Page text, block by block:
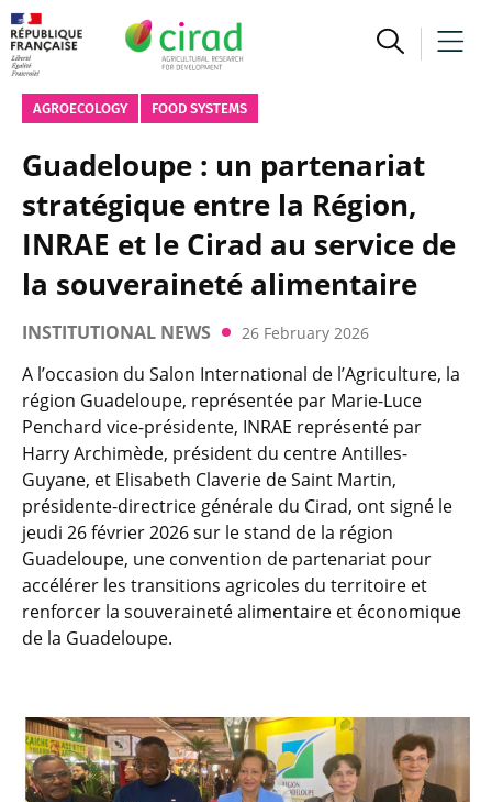
AGROECOLOGY FOOD SYSTEMS
Guadeloupe : un partenariat
stratégique entre la Région,
INRAE et le Cirad au service de
la souveraineté alimentaire
INSTITUTIONAL NEWS 26 February 2026
A l’occasion du Salon International de l’Agriculture, la
région Guadeloupe, représentée par Marie-Luce
Penchard vice-présidente, INRAE représenté par
Harry Archimède, président du centre Antilles-
Guyane, et Elisabeth Claverie de Saint Martin,
présidente-directrice générale du Cirad, ont signé le
jeudi 26 février 2026 sur le stand de la région
Guadeloupe, une convention de partenariat pour
accélérer les transitions agricoles du territoire et
renforcer la souveraineté alimentaire et économique
de la Guadeloupe.